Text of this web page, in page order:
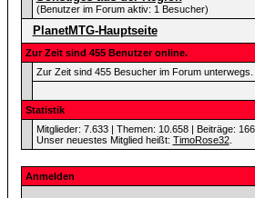
(Benutzer im Forum aktiv: 1 Besucher)
PlanetMTG-Hauptseite
Zur Zeit sind 455 Benutzer online.
Zur Zeit sind 455 Besucher im Forum unterwegs.
Statistik
Mitglieder: 7.633 | Themen: 10.658 | Beiträge:
Unser neuestes Mitglied heißt: TimoRose32.
Anmelden